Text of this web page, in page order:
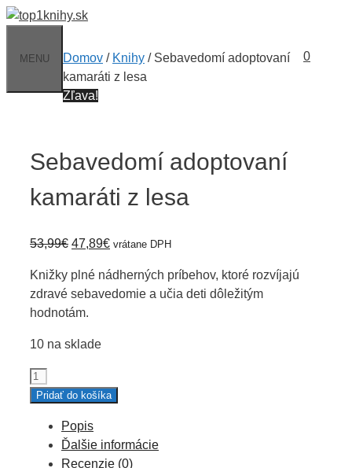
Preskočiť
obsah
0
MENU Domov / Knihy / Sebavedomí adoptovaní
kamaráti z lesa
Zľava!
Sebavedomí adoptovaní
kamaráti z lesa
53,99€ Pôvodná
bola:
53,99€.
47,89€Aktuálna
je:
47,89€.
vrátane DPH
Knižky plné nádherných príbehov, ktoré rozvíjajú
zdravé sebavedomie a učia deti dôležitým
hodnotám.
10 na sklade
množstvo
Sebavedomí
kamaráti
Pridať do košíka
Popis
Ďalšie informácie
Recenzie (0)